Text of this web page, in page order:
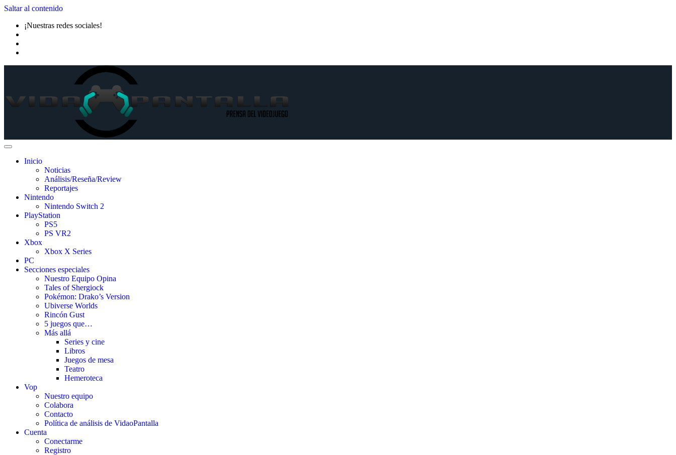
Saltar al contenido
¡Nuestras redes sociales!
Inicio
Noticias
Análisis/Reseña/Review
Reportajes
Nintendo
Nintendo Switch 2
PlayStation
PS5
PS VR2
Xbox
Xbox X Series
PC
Secciones especiales
Nuestro Equipo Opina
Tales of Shergiock
Pokémon: Drako’s Version
Ubiverse Worlds
Rincón Gust
5 juegos que…
Más allá
Series y cine
Libros
Juegos de mesa
Teatro
Hemeroteca
Vop
Nuestro equipo
Colabora
Contacto
Política de análisis de VidaoPantalla
Cuenta
Conectarme
Registro